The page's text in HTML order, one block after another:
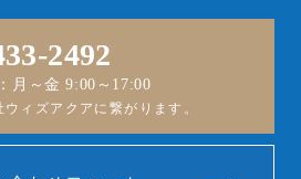
2492
月～金 9:00～17:00
ィズアクアに繋がります。